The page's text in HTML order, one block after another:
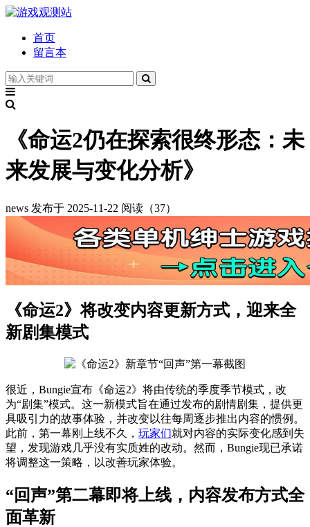
首页
留言本
《命运2仍在探索很终形态：未
来发展与变化分析》
news 发布于 2025-11-22 阅读（37）
《命运2》将改变内容更新方式，迎来全
新剧集模式
很近，Bungie宣布《命运2》将由传统的季度季节模式，改
为“剧集”模式。这一新模式旨在通过发布的剧情剧集，提供更
具吸引力的故事体验，并改变以往每周逐步推出内容的惯例。
此前，第一幕刚上线不久， 玩家们就对内容的实际变化感到失
望，发现游戏几乎没有实质姓的改动。然而，Bungie现已承诺
将调整这一策略，以改善玩家体验。
“回声”第二幕即将上线，内容发布方式全
面革新